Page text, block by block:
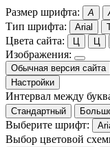
Размер шрифта: A
Тип шрифта: Arial
Цвета сайта: Ц Ц
Изображения:
Обычная версия сайта
Настройки
Интервал между
Стандартный
Выберите шрифт:
Выбор цветовой